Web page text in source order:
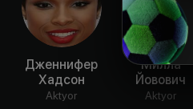
Дженнифер
Хадсон
Aktyor
Милла
Йовович
Aktyor